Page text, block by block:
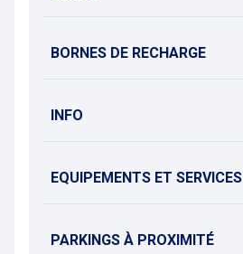
BORNES DE RECHARGE
INFO
EQUIPEMENTS ET SERVICES
PARKINGS À PROXIMITÉ